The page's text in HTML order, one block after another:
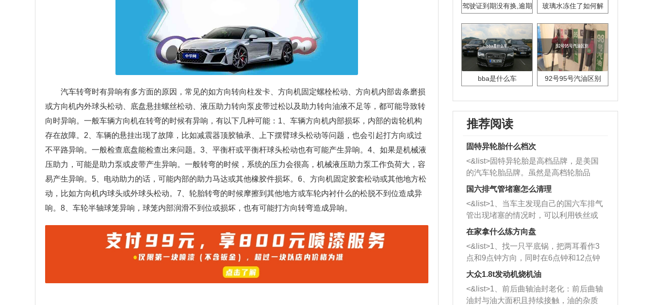
汽车转弯时有异响有多方面的原因，常见的如方向转向柱发卡、方向机固定螺栓松动、方向机内部齿条磨损
或方向机内外球头松动、底盘悬挂螺丝松动、液压助力转向泵皮带过松以及助力转向油液不足等，都可能导致转
向时异响。一般车辆方向机在转弯的时候有异响，有以下几种可能：1、车辆方向机内部损坏，内部的齿轮机构
存在故障。2、车辆的悬挂出现了故障，比如减震器顶胶轴承、上下摆臂球头松动等问题，也会引起打方向或过
不平路异响。一般检查底盘能检查出来问题。3、平衡杆或平衡杆球头松动也有可能产生异响。4、如果是机械液
压助力，可能是助力泵或皮带产生异响。一般转弯的时候，系统的压力会很高，机械液压助力泵工作负荷大，容
易产生异响。5、电动助力的话，可能内部的助力马达或其他橡胶件损坏。6、方向机固定胶套松动或其他地方松
动，比如方向机内球头或外球头松动。7、轮胎转弯的时候摩擦到其他地方或车轮内衬什么的松脱不到位造成异
响。8、车轮半轴球笼异响，球笼内部润滑不到位或损坏，也有可能打方向转弯造成异响。
驾驶证到期没有换,逾期
玻璃水冻住了如何解
bba是什么车 92号95号汽油区别
推荐阅读
固特异轮胎什么档次
<&list>固特异轮胎是高档品牌，是美国
的汽车轮胎品牌。虽然是高档轮胎品
牌，但是中高低端的轮胎都有生产，这
也是为了更好的开拓市场。
国六排气管堵塞怎么清理
<&list>1、当车主发现自己的国六车排气
管出现堵塞的情况时，可以利用铁丝或
者是细棍，直接将杂物给取出来，如果
堵塞情况比较严重，也可以采取应急措
施。 <&list>2、直接利用木棍将所有的
杂物推到排气管里面的位置处，然后将
三元催化器拆解开，就可以将堵塞的东
西取出来。但如果是因为积碳过多引起
的堵塞，就需要将三元催化器泡在草酸
在家拿什么练方向盘
<&list>1、找一只平底锅，把两耳看作3
点和9点钟方向，同时在6点钟和12点钟
方向做一个标记。 <&list>2、双手握住
一圈半的练习，往右同样也要打相同的
大众1.8t发动机烧机油
<&list>1、前后曲轴油封老化：前后曲轴
油封与油大面积且持续接触，油的杂质